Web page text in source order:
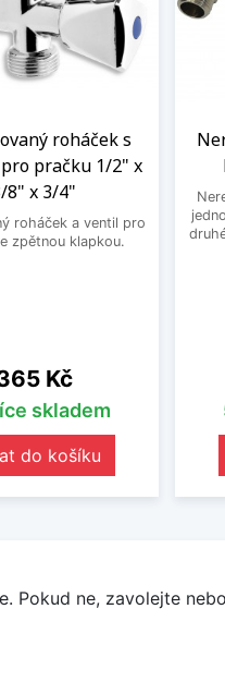
roháček s
pračku 1/2" x
8" x 3/4"
roháček a ventil pro
zpětnou klapkou.
Kč
skladem
do košíku
Pokud ne, zavolejte